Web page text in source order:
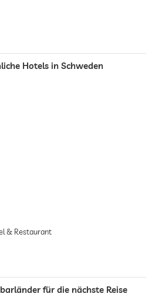
Hotels in Schweden
& Restaurant
für die nächste Reise